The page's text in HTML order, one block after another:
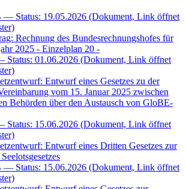
— Status: 19.05.2026 (Dokument, Link öffnet
Rechnung des Bundesrechnungshofes für
2025 - Einzelplan 20 -
Status: 01.06.2026 (Dokument, Link öffnet
Entwurf eines Gesetzes zu der
vom 15. Januar 2025 zwischen
Behörden über den Austausch von GloBE-
Status: 15.06.2026 (Dokument, Link öffnet
Entwurf eines Dritten Gesetzes zur
— Status: 15.06.2026 (Dokument, Link öffnet